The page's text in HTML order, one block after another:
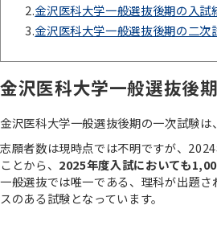
2.金沢医科大学一般選抜後期の入試
3.金沢医科大学一般選抜後期の二次
金沢医科大学一般選抜後
金沢医科大学一般選抜後期の一次試験は
志願者数は現時点では不明ですが、
ことから、 2025年度入試においても
一般選抜では唯一である、理科が出題
スのある試験となっています。